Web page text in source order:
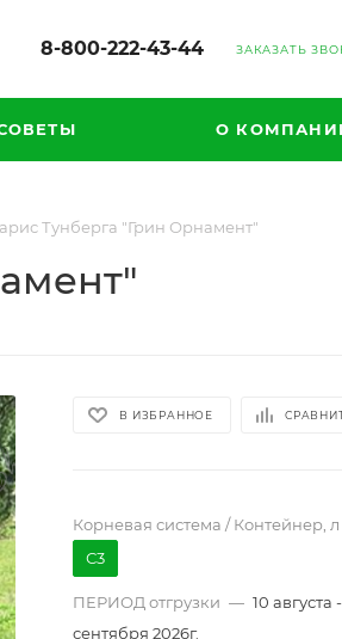
8-800-222-43-44 ЗАКАЗАТЬ
О
Тунберга "Грин Орнамент"
В ИЗБРАННОЕ
Корневая система / Контейнер, л
С3
ПЕРИОД отгрузки — 10 августа
сентября 2026г.